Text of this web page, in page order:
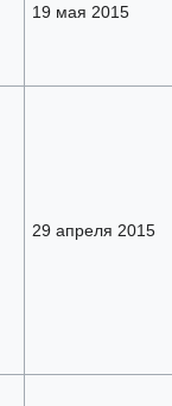
19 мая 2015
29 апреля 2015